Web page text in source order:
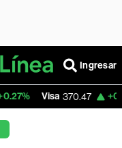
Ingresar
+0.52%